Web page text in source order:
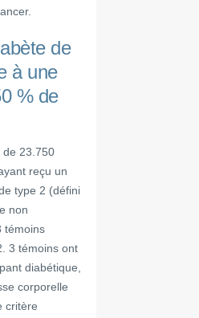
de
à une
% de
de 23.750
reçu un
type 2 (défini
non
témoins
3 témoins ont
diabétique,
corporelle
critère